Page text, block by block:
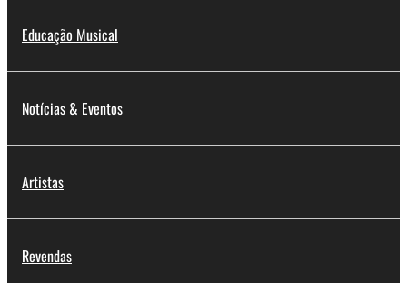
Educação Musical
Notícias & Eventos
Artistas
Revendas